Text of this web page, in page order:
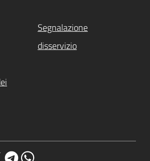
Segnalazione
disservizio